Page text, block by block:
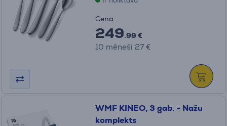
Cena:
249.99 €
10 mēneši 27 €
WMF KINEO, 3 gab. - Nažu
komplekts